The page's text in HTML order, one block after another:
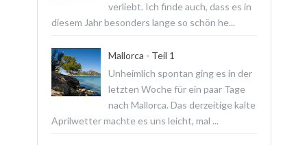
verliebt. Ich finde auch, dass es in
diesem Jahr besonders lange so schön he...
Mallorca - Teil 1
Unheimlich spontan ging es in der
letzten Woche für ein paar Tage
nach Mallorca. Das derzeitige kalte
Aprilwetter machte es uns leicht, mal ...